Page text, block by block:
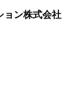
ョン株式会社